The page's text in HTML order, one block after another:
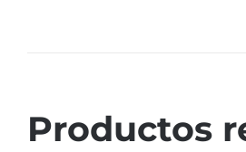
Productos